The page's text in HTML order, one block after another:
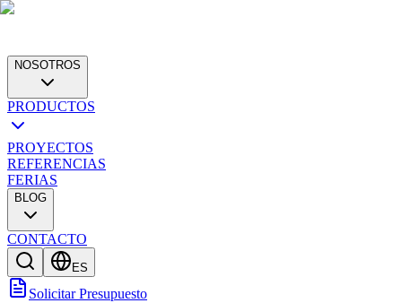
NOSOTROS
PRODUCTOS
PROYECTOS
REFERENCIAS
FERIAS
BLOG
CONTACTO
ES
Solicitar Presupuesto